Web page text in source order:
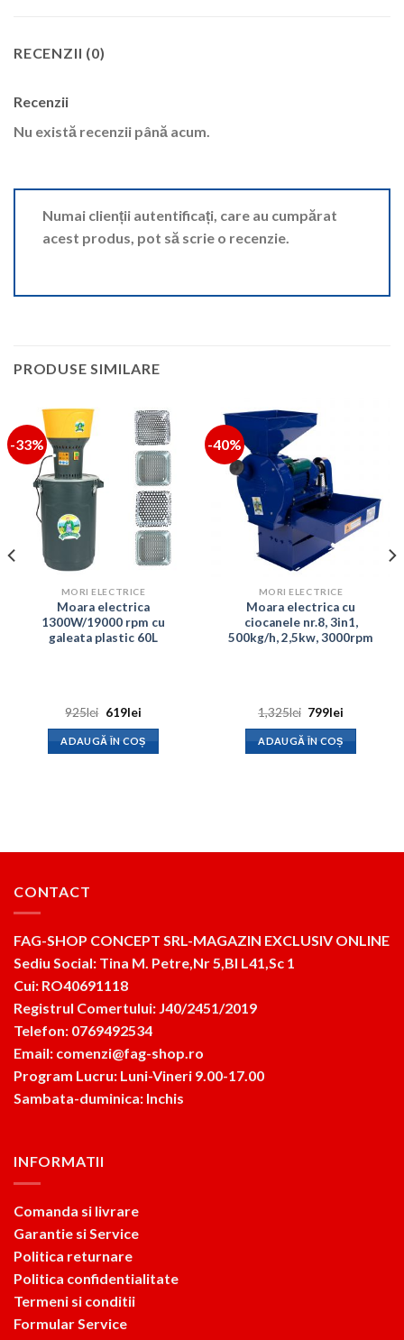
RECENZII (0)
Recenzii
Nu există recenzii până acum.
Numai clienții autentificați, care au cumpărat
acest produs, pot să scrie o recenzie.
PRODUSE SIMILARE
-33%
MORI ELECTRICE
Moara electrica
1300W/19000 rpm cu
galeata plastic 60L
925lei Prețul
a
fost:
925lei.
619leiPrețul
este:
619lei.
ADAUGĂ ÎN COȘ
-40%
MORI ELECTRICE
Moara electrica cu
ciocanele nr.8, 3in1,
500kg/h, 2,5kw, 3000rpm
1,325lei Prețul
a
fost:
1,325lei.
799lei
ADAUGĂ ÎN COȘ
CONTACT
FAG-SHOP CONCEPT SRL-MAGAZIN EXCLUSIV ONLINE
Sediu Social: Tina M. Petre,Nr 5,Bl L41,Sc 1
Cui: RO40691118
Registrul Comertului: J40/2451/2019
Telefon: 0769492534
Email: comenzi@fag-shop.ro
Program Lucru: Luni-Vineri 9.00-17.00
Sambata-duminica: Inchis
INFORMATII
Comanda si livrare
Garantie si Service
Politica returnare
Politica confidentialitate
Termeni si conditii
Formular Service